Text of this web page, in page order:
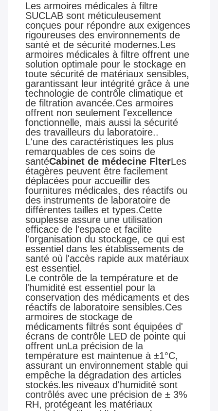
Les armoires médicales à filtre
SUCLAB sont méticuleusement
conçues pour répondre aux exigences
rigoureuses des environnements de
santé et de sécurité modernes.Les
armoires médicales à filtre offrent une
solution optimale pour le stockage en
toute sécurité de matériaux sensibles,
garantissant leur intégrité grâce à une
technologie de contrôle climatique et
de filtration avancée.Ces armoires
offrent non seulement l'excellence
fonctionnelle, mais aussi la sécurité
des travailleurs du laboratoire..
L'une des caractéristiques les plus
remarquables de ces soins de
santéCabinet de médecine FlterLes
étagères peuvent être facilement
déplacées pour accueillir des
fournitures médicales, des réactifs ou
des instruments de laboratoire de
différentes tailles et types.Cette
souplesse assure une utilisation
efficace de l'espace et facilite
l'organisation du stockage, ce qui est
essentiel dans les établissements de
santé où l'accès rapide aux matériaux
est essentiel.
Le contrôle de la température et de
l'humidité est essentiel pour la
conservation des médicaments et des
réactifs de laboratoire sensibles.Ces
armoires de stockage de
médicaments filtrés sont équipées d'
écrans de contrôle LED de pointe qui
offrent unLa précision de la
température est maintenue à ±1°C,
assurant un environnement stable qui
empêche la dégradation des articles
stockés.les niveaux d'humidité sont
contrôlés avec une précision de ± 3%
RH, protégeant les matériaux